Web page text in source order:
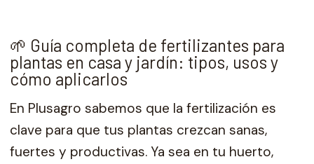
🌱 Guía completa de fertilizantes para
plantas en casa y jardín: tipos, usos y
cómo aplicarlos
En Plusagro sabemos que la fertilización es
clave para que tus plantas crezcan sanas,
fuertes y productivas. Ya sea en tu huerto,